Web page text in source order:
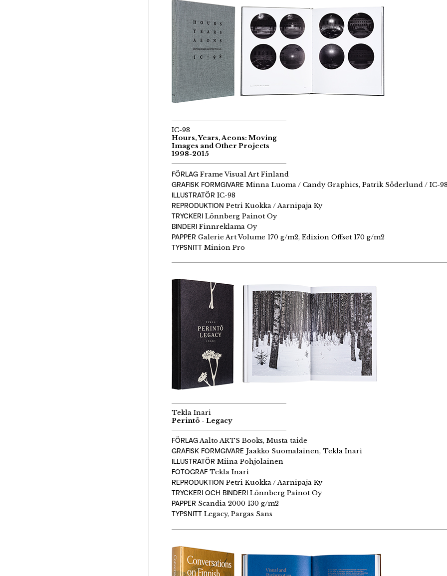
IC-98
Hours, Years, Aeons: Moving
Images and Other Projects
1998-2015
FÖRLAG Frame Visual Art Finland
GRAFISK FORMGIVARE Minna Luoma / Candy Graphics, Patrik Söderlund / IC-
ILLUSTRATÖR IC-98
REPRODUKTION Petri Kuokka / Aarnipaja Ky
TRYCKERI Lönnberg Painot Oy
BINDERI Finnreklama Oy
PAPPER Galerie Art Volume 170 g/m2, Edixion Offset 170 g/m2
TYPSNITT Minion Pro
Tekla Inari
Perintö - Legacy
FÖRLAGAalto ARTS Books, Musta taide
GRAFISK FORMGIVARE Jaakko Suomalainen, Tekla Inari
ILLUSTRATÖR Miina Pohjolainen
FOTOGRAF Tekla Inari
REPRODUKTION Petri Kuokka / Aarnipaja Ky
TRYCKERI OCH BINDERI Lönnberg Painot Oy
PAPPER Scandia 2000 130 g/m2
TYPSNITT Legacy, Pargas Sans